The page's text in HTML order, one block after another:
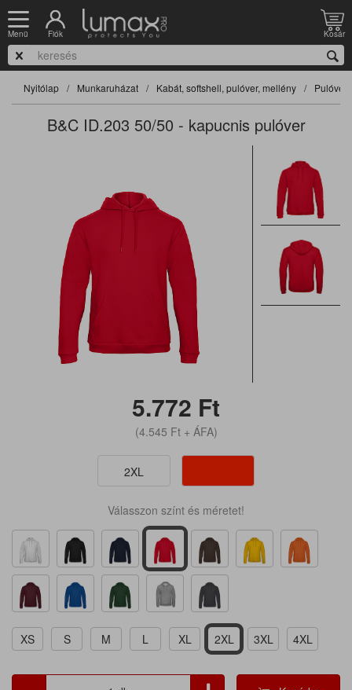
Menü Fiók Kosár
Nyitólap Munkaruházat Kabát, softshell, pulóver, mellény Pulóver
B&C ID.203 50/50 - kapucnis pulóver
5.772 Ft
(4.545 Ft+ ÁFA)
2XL
Válasszon színt és méretet!
XS S M L XL 2XL 3XL 4XL